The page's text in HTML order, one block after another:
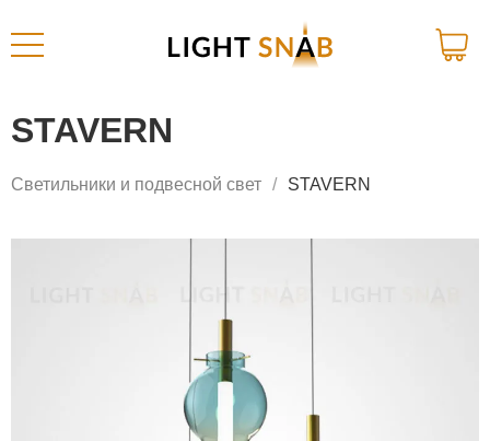
STAVERN
Светильники и подвесной свет STAVERN